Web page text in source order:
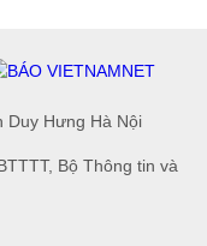
Duy Hưng Hà Nội
Bộ Thông tin và